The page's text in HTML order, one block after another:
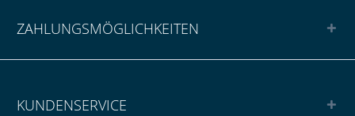
ZAHLUNGSMÖGLICHKEITEN
KUNDENSERVICE